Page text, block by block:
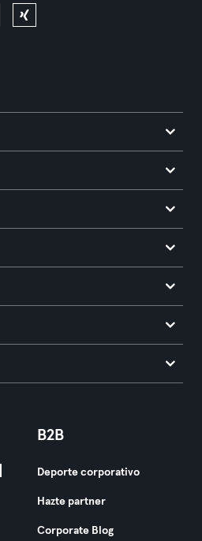
B2B
Deporte corporativo
Hazte partner
Corporate Blog